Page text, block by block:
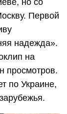
но со
Первой
надежда».
на
просмотров.
по Украине,